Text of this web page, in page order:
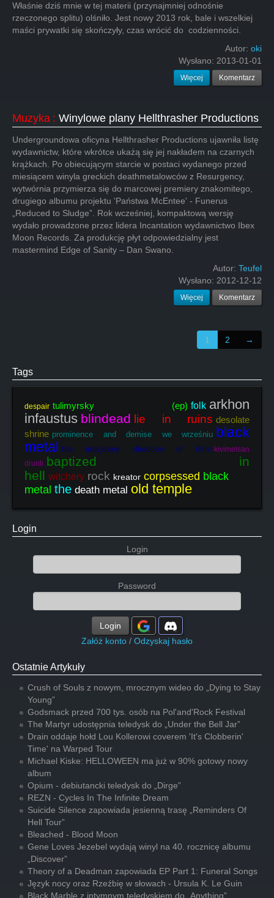
Właśnie dziś mnie w tej materii (przynajmniej odnośnie
rzeczonego splitu) olśniło. Jest nowy 2013 rok, bale i wszelkiej
maści prywatki się skończyły, czas wrócić do codzienności.
Autor: oki
Wysłano: 2013-01-01
Więcej Komentarz
Muzyka : Winylowe plany Hellthrasher Productions
Undergroundowa oficyna Hellthrasher Productions ujawniła listę
wydawnictw, które wkrótce ukażą się jej nakładem na czarnych
krążkach. Po obiecującym starcie w postaci wydanego przed
miesiącem winyla greckich deathmetalowców z Resurgency,
wytwórnia przymierza się do marcowej premiery znakomitego,
drugiego albumu projektu 'Państwa McEntee' - Funerus
„Reduced to Sludge”. Rok wcześniej, kompaktową wersję
wydało prowadzone przez lidera Incantation wydawnictwo Ibex
Moon Records. Za produkcję płyt odpowiedzialny jest
mastermind Edge of Sanity – Dan Swano.
Autor: Teufel
Wysłano: 2012-12-12
Więcej Komentarz
1 2 →
Tags
despair tulimyrsky (ep) folk arkhon
infaustus blindead lie in ruins desolate
shrine prominence and demise we wrześniu black
metal the imaginary direction of time kivimetsan
druidi baptized in
hell witchery rock kreator corpsessed black
metal the death metal old temple
Login
Login
Password
Login
Załóż konto / Odzyskaj hasło
Ostatnie Artykuły
Crush of Souls z nowym, mrocznym wideo do „Dying to Stay
Young”
Godsmack przed 700 tys. osób na Pol'and'Rock Festival
The Martyr udostępnia teledysk do „Under the Bell Jar”
Drain oddaje hołd Lou Kollerowi coverem 'It's Clobberin'
Time' na Warped Tour
Michael Kiske: HELLOWEEN ma już w 90% gotowy nowy
album
Opium - debiutancki teledysk do „Dirge”
REZN - Cycles In The Infinite Dream
Suicide Silence zapowiada jesienną trasę „Reminders Of
Hell Tour”
Bleached - Blood Moon
Gene Loves Jezebel wydają winyl na 40. rocznicę albumu
„Discover”
Theory of a Deadman zapowiada EP Part 1: Funeral Songs
Język nocy oraz Rzeźbię w słowach - Ursula K. Le Guin
Black Marble z intymnym teledyskiem do „Anything”